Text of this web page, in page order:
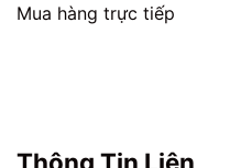
Mua hàng trực tiếp
Thông Tin Liên